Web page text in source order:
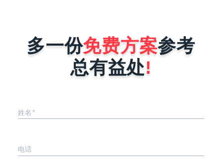
进行报价时，完全是按照企业小程序需
求来决定，具体报价影响因素有以下这
几点。1、小程序的功能确定不同行
多一份免费方案参考
总有益处!
姓名*
电话